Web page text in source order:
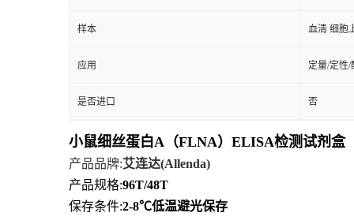
样本 血清 细胞
应用 定量/定性/
是否进口 否
小鼠细丝蛋白A（FLNA）ELISA检测试剂盒
产品品牌:艾连达(Allenda)
产品规格:96T/48T
保存条件:2-8℃低温避光保存